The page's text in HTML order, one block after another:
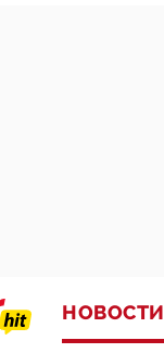
НОВОСТИ